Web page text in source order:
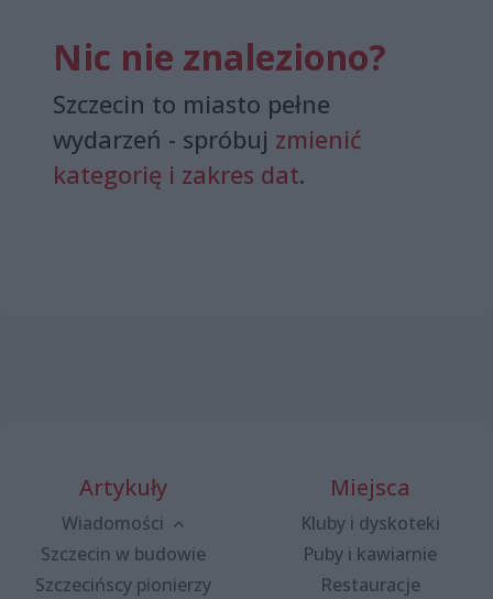
Nic nie znaleziono?
Szczecin to miasto pełne
wydarzeń - spróbuj zmienić
kategorię i zakres dat.
Artykuły
Wiadomości
Szczecin w budowie
Szczecińscy pionierzy
Miejsca
Kluby i dyskoteki
Puby i kawiarnie
Restauracje